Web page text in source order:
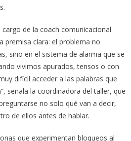
de la coach comunicacional
premisa clara: el problema no
sino en el sistema de alarma que se
vivimos apurados, tensos o con
difícil acceder a las palabras que
señala la coordinadora del taller, que
no solo qué van a decir,
de ellos antes de hablar.
que experimentan bloqueos al